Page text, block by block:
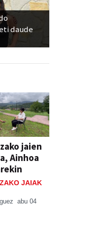
daude
jaien
Ainhoa
JAIAK
abu 04